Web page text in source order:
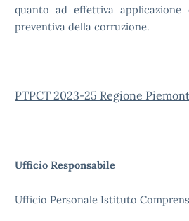
quanto ad effettiva
preventiva della corruzione.
PTPCT 2023-25 Regione
Ufficio Responsabile
Ufficio Personale Istituto